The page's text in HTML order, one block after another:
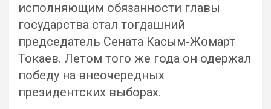
исполняющим обязанности главы
государства стал тогдашний
председатель Сената Касым-Жомарт
Токаев. Летом того же года он одержал
победу на внеочередных
президентских выборах.